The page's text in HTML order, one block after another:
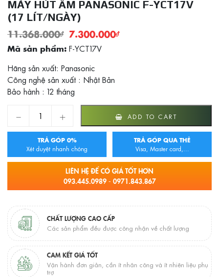
MÁY HÚT ẨM PANASONIC F-YCT17V
(17 LÍT/NGÀY)
11.368.000₫ 7.300.000₫
Mã sản phẩm: F-YCT17V
Hãng sản xuất: Panasonic
Công nghệ sản xuất : Nhật Bản
Bảo hành : 12 tháng
ADD TO CART
TRẢ GÓP 0%
Xét duyệt nhanh chóng
TRẢ GÓP QUA THẺ
Visa, Master card,...
LIÊN HỆ ĐỂ CÓ GIÁ TỐT HƠN
093.445.0989 - 0971.843.867
CHẤT LƯỢNG CAO CẤP
Các sản phẩm đều được công nhận về chất lượng
CAM KẾT GIÁ TỐT
Vận hành đơn giản, cần ít nhân công và ít nhiên liệu phụ
trợ